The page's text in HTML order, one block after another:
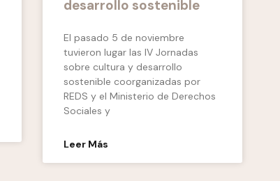
desarrollo sostenible
El pasado 5 de noviembre
tuvieron lugar las IV Jornadas
sobre cultura y desarrollo
sostenible coorganizadas por
REDS y el Ministerio de Derechos
Sociales y
Leer Más